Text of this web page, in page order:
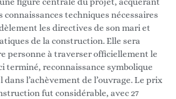
techniques nécessaires
les directives de son mari et
de la construction. Elle sera
personne à traverser officiellement le
terminé, reconnaissance symbolique
l’achèvement de l’ouvrage. Le prix
fut considérable, avec 27